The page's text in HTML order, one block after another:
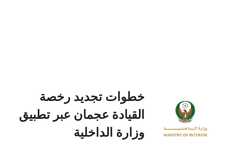
خطوات تجديد رخصة
القيادة عجمان عبر تطبيق
وزارة الداخلية